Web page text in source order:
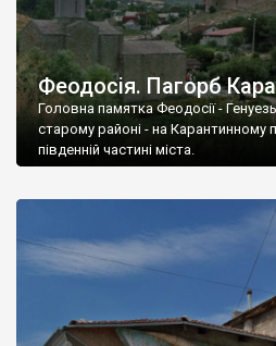
Феодосія. Пагорб
Головна памятка Феодосії -
старому районі - на Карантинному
південній частині міста.